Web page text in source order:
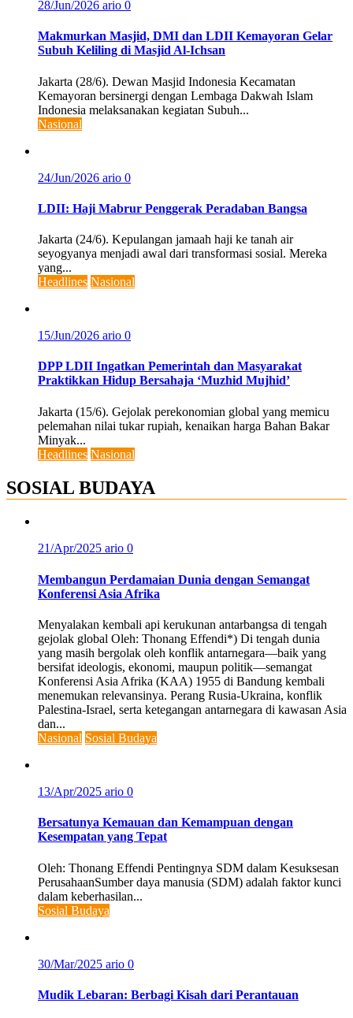
28/Jun/2026 ario 0
Makmurkan Masjid, DMI dan LDII Kemayoran Gelar
Subuh Keliling di Masjid Al-Ichsan
Jakarta (28/6). Dewan Masjid Indonesia Kecamatan
Kemayoran bersinergi dengan Lembaga Dakwah Islam
Indonesia melaksanakan kegiatan Subuh...
Nasional
24/Jun/2026 ario 0
LDII: Haji Mabrur Penggerak Peradaban Bangsa
Jakarta (24/6). Kepulangan jamaah haji ke tanah air
seyogyanya menjadi awal dari transformasi sosial. Mereka
yang...
Headlines Nasional
15/Jun/2026 ario 0
DPP LDII Ingatkan Pemerintah dan Masyarakat
Praktikkan Hidup Bersahaja ‘Muzhid Mujhid’
Jakarta (15/6). Gejolak perekonomian global yang memicu
pelemahan nilai tukar rupiah, kenaikan harga Bahan Bakar
Minyak...
Headlines Nasional
SOSIAL BUDAYA
21/Apr/2025 ario 0
Membangun Perdamaian Dunia dengan Semangat
Konferensi Asia Afrika
Menyalakan kembali api kerukunan antarbangsa di tengah
gejolak global Oleh: Thonang Effendi*) Di tengah dunia
yang masih bergolak oleh konflik antarnegara—baik yang
bersifat ideologis, ekonomi, maupun politik—semangat
Konferensi Asia Afrika (KAA) 1955 di Bandung kembali
menemukan relevansinya. Perang Rusia-Ukraina, konflik
Palestina-Israel, serta ketegangan antarnegara di kawasan Asia
dan...
Nasional Sosial Budaya
13/Apr/2025 ario 0
Bersatunya Kemauan dan Kemampuan dengan
Kesempatan yang Tepat
Oleh: Thonang Effendi Pentingnya SDM dalam Kesuksesan
PerusahaanSumber daya manusia (SDM) adalah faktor kunci
dalam keberhasilan...
Sosial Budaya
30/Mar/2025 ario 0
Mudik Lebaran: Berbagi Kisah dari Perantauan